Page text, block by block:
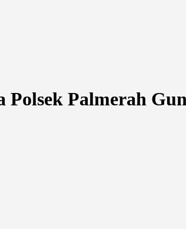
Palmerah